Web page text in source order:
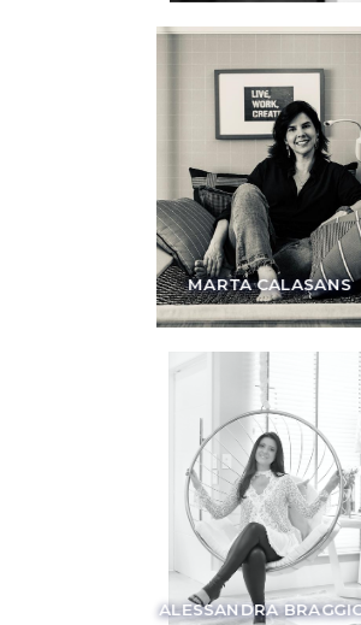
MARTA CALASANS
ALESSANDRA